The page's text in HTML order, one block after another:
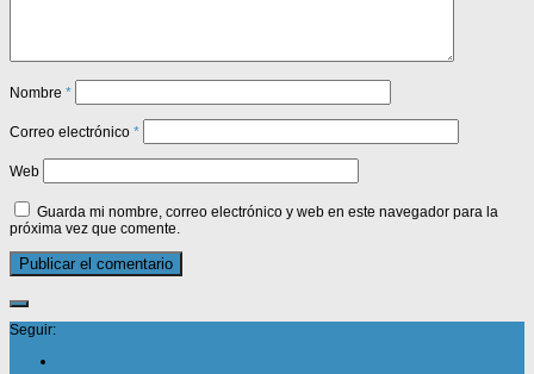
Nombre *
Correo electrónico *
Web
Guarda mi nombre, correo electrónico y web en este navegador para la
próxima vez que comente.
Seguir: